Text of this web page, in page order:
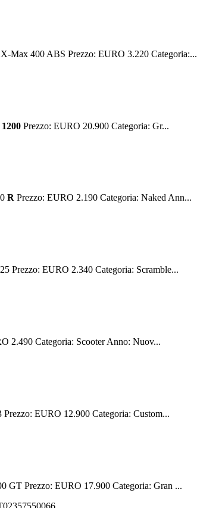
400 ABS Prezzo: EURO 3.220 Categoria:...
1200 Prezzo: EURO 20.900 Categoria: Gr...
R Prezzo: EURO 2.190 Categoria: Naked Ann...
Prezzo: EURO 2.340 Categoria: Scramble...
2.490 Categoria: Scooter Anno: Nuov...
EURO 12.900 Categoria: Custom...
GT Prezzo: EURO 17.900 Categoria: Gran ...